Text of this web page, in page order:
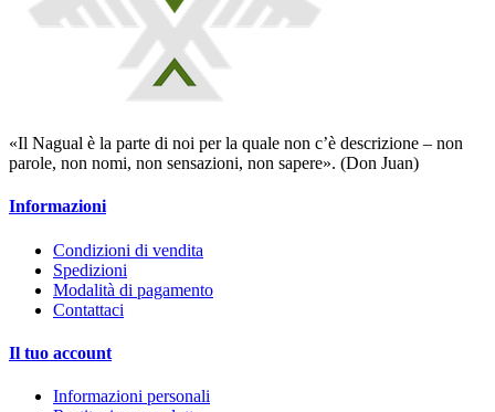
«Il Nagual è la parte di noi per la quale non c’è descrizione – non
parole, non nomi, non sensazioni, non sapere». (Don Juan)
Informazioni
Condizioni di vendita
Spedizioni
Modalità di pagamento
Contattaci
Il tuo account
Informazioni personali